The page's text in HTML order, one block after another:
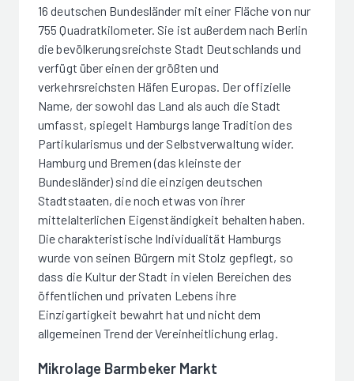
16 deutschen Bundesländer mit einer Fläche von nur
755 Quadratkilometer. Sie ist außerdem nach Berlin
die bevölkerungsreichste Stadt Deutschlands und
verfügt über einen der größten und
verkehrsreichsten Häfen Europas. Der offizielle
Name, der sowohl das Land als auch die Stadt
umfasst, spiegelt Hamburgs lange Tradition des
Partikularismus und der Selbstverwaltung wider.
Hamburg und Bremen (das kleinste der
Bundesländer) sind die einzigen deutschen
Stadtstaaten, die noch etwas von ihrer
mittelalterlichen Eigenständigkeit behalten haben.
Die charakteristische Individualität Hamburgs
wurde von seinen Bürgern mit Stolz gepflegt, so
dass die Kultur der Stadt in vielen Bereichen des
öffentlichen und privaten Lebens ihre
Einzigartigkeit bewahrt hat und nicht dem
allgemeinen Trend der Vereinheitlichung erlag.
Mikrolage Barmbeker Markt